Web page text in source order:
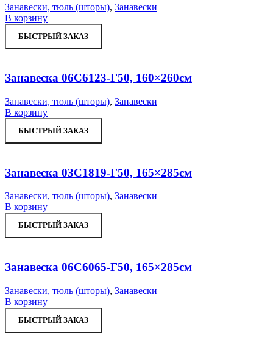
Занавески, тюль (шторы), Занавески
В корзину
БЫСТРЫЙ ЗАКАЗ
В отложенное
Занавеска 06С6123-Г50, 160×260см
Занавески, тюль (шторы), Занавески
В корзину
БЫСТРЫЙ ЗАКАЗ
В отложенное
Занавеска 03С1819-Г50, 165×285см
Занавески, тюль (шторы), Занавески
В корзину
БЫСТРЫЙ ЗАКАЗ
В отложенное
Занавеска 06С6065-Г50, 165×285см
Занавески, тюль (шторы), Занавески
В корзину
БЫСТРЫЙ ЗАКАЗ